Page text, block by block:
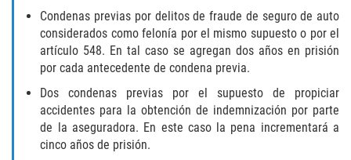
Elder Abuse
Failure to Provide Care (Child Neglect)
Violation of Restraining Order
Diversion Program
Condenas previas por delitos de fraude de seguro de auto
considerados como felonía por el mismo supuesto o por el
artículo 548. En tal caso se agregan dos años en prisión
por cada antecedente de condena previa.
Dos condenas previas por el supuesto de propiciar
accidentes para la obtención de indemnización por parte
de la aseguradora. En este caso la pena incrementará a
cinco años de prisión.